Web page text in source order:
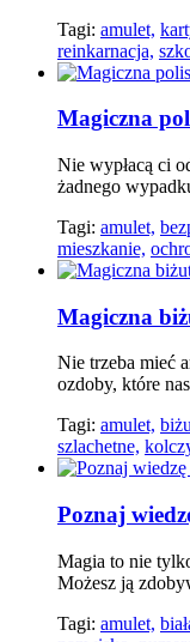
Tagi: amulet,
reinkarnacja,
Magiczna
Nie wypłacą ci
żadnego
Tagi: amulet,
mieszkanie,
Magiczna
Nie trzeba mieć
ozdoby, które
Tagi: amulet,
szlachetne,
Poznaj
Magia to nie
Możesz ją
Tagi: amulet,